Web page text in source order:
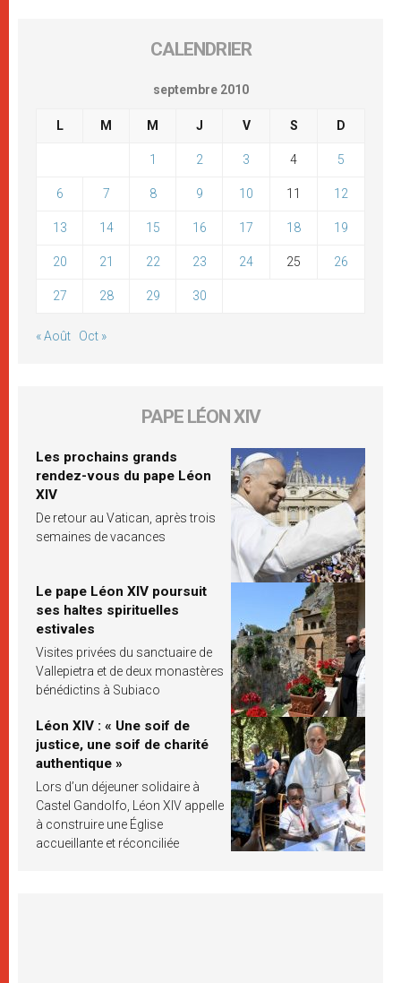
CALENDRIER
septembre 2010
L M M J V S D
1 2 3 4 5
6 7 8 9 10 11 12
13 14 15 16 17 18 19
20 21 22 23 24 25 26
27 28 29 30
« Août Oct »
PAPE LÉON XIV
Les prochains grands
rendez-vous du pape Léon
XIV
De retour au Vatican, après trois
semaines de vacances
Le pape Léon XIV poursuit
ses haltes spirituelles
estivales
Visites privées du sanctuaire de
Vallepietra et de deux monastères
bénédictins à Subiaco
Léon XIV : « Une soif de
justice, une soif de charité
authentique »
Lors d’un déjeuner solidaire à
Castel Gandolfo, Léon XIV appelle
à construire une Église
accueillante et réconciliée